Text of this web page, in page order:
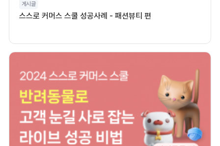
게시글
스스로 커머스 스쿨 성공사례 - 패션뷰티 편